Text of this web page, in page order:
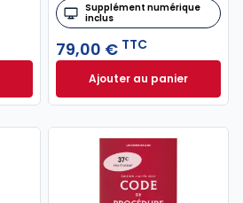
civile 2027 annoté. Édition
Supplément numérique
inclus
79,00 € TTC
Ajouter au panier
Code du travail